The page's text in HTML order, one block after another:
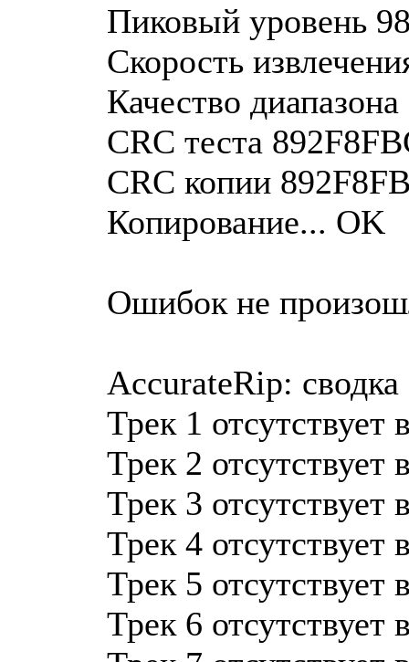
Пиковый уровень
Скорость
Качество
CRC теста
CRC копии
Копирование... OK
Ошибок не
AccurateRip: сводка
Трек 1 отсутствует
Трек 2 отсутствует
Трек 3 отсутствует
Трек 4 отсутствует
Трек 5 отсутствует
Трек 6 отсутствует